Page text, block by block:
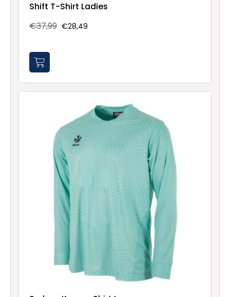
Shift T-Shirt Ladies
€37,99 €28,49